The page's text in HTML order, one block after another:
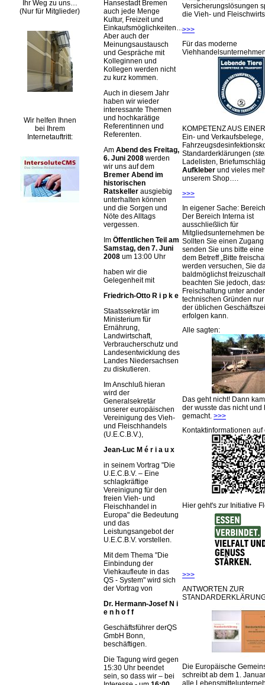
Ihr Weg zu uns…
(Nur für Mitglieder)
Wir helfen Ihnen
bei Ihrem
Internetauftritt:
Hansestadt Bremen
auch jede Menge
Kultur, Freizeit und
Einkaufsmöglichkeiten….
Aber auch der
Meinungsaustausch
und Gespräche mit
Kolleginnen und
Kollegen werden nicht
zu kurz kommen.
Auch in diesem Jahr
haben wir wieder
interessante Themen
und hochkarätige
Referentinnen und
Referenten.
Am Abend des Freitag,
6. Juni 2008 werden
wir uns auf dem
Bremer Abend im
historischen
Ratskeller ausgiebig
unterhalten können
und die Sorgen und
Nöte des Alltags
vergessen.
Im Öffentlichen Teil am
Samstag, den 7. Juni
2008 um 13:00 Uhr
haben wir die
Gelegenheit mit
Friedrich-Otto R i p k e
Staatssekretär im
Ministerium für
Ernährung,
Landwirtschaft,
Verbraucherschutz und
Landesentwicklung des
Landes Niedersachsen
zu diskutieren.
Im Anschluß hieran
wird der
Generalsekretär
unserer europäischen
Vereinigung des Vieh-
und Fleischhandels
(U.E.C.B.V.),
Jean-Luc M é r i a u x
in seinem Vortrag
Die
U.E.C.B.V. – Eine
schlagkräftige
Vereinigung für den
freien Vieh- und
Fleischhandel in
Europa die Bedeutung
und das
Leistungsangebot der
U.E.C.B.V. vorstellen.
Mit dem Thema
Die
Einbindung der
Viehkaufleute in das
QS - System wird sich
der Vortrag von
Dr. Hermann-Josef N i
e n h o f f
Geschäftsführer derQS
GmbH Bonn,
beschäftigen.
Die Tagung wird gegen
15:30 Uhr beendet
sein, so dass wir – bei
Versicherungslösungen
die Vieh- und
>>>
Für das moderne
KOMPETENZ AUS
Ein- und Verkaufsbelege,
Standarderklärungen (
Ladelisten,
Aufkleber und vieles
unserem Shop….
>>>
In eigener Sache:
Der Bereich Interna ist
ausschließlich für
Mitgliedsunternehmen
Sollten Sie einen
senden Sie uns bitte
dem Betreff „Bitte
werden versuchen, Sie
baldmöglichst
beachten Sie jedoch,
Freischaltung unter
technischen Gründen
der üblichen
erfolgen kann.
Alle sagten:
Das geht nicht! Dann
der wusste das nicht und
gemacht. >>>
Kontaktinformationen
Hier geht's zur Initiative
>>>
ANTWORTEN ZUR
Die Europäische
schreibt ab dem 1.
alle